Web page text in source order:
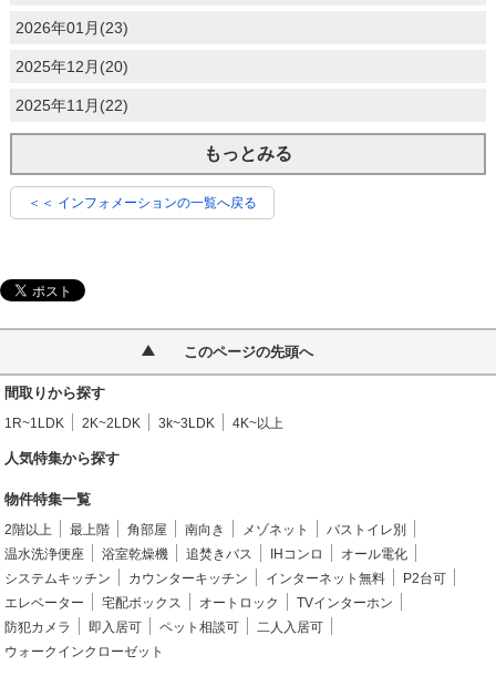
2026年01月(23)
2025年12月(20)
2025年11月(22)
もっとみる
＜＜ インフォメーションの一覧へ戻る
このページの先頭へ
間取りから探す
1R~1LDK 2K~2LDK 3k~3LDK 4K~以上
人気特集から探す
物件特集一覧
2階以上 最上階 角部屋 南向き メゾネット
バストイレ別
温水洗浄便座
浴室乾燥機 追焚きバス IHコンロ
オール電化
システムキッチン
カウンターキッチン インターネット無料
P2台可
エレベーター
宅配ボックス オートロック
TVインターホン
防犯カメラ
即入居可 ペット相談可
二人入居可
ウォークインクローゼット